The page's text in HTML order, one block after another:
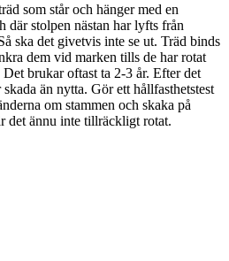
som står och hänger med en
där stolpen nästan har lyfts från
ska det givetvis inte se ut. Träd binds
dem vid marken tills de har rotat
brukar oftast ta 2-3 år. Efter det
än nytta. Gör ett hållfasthetstest
om stammen och skaka på
det ännu inte tillräckligt rotat.